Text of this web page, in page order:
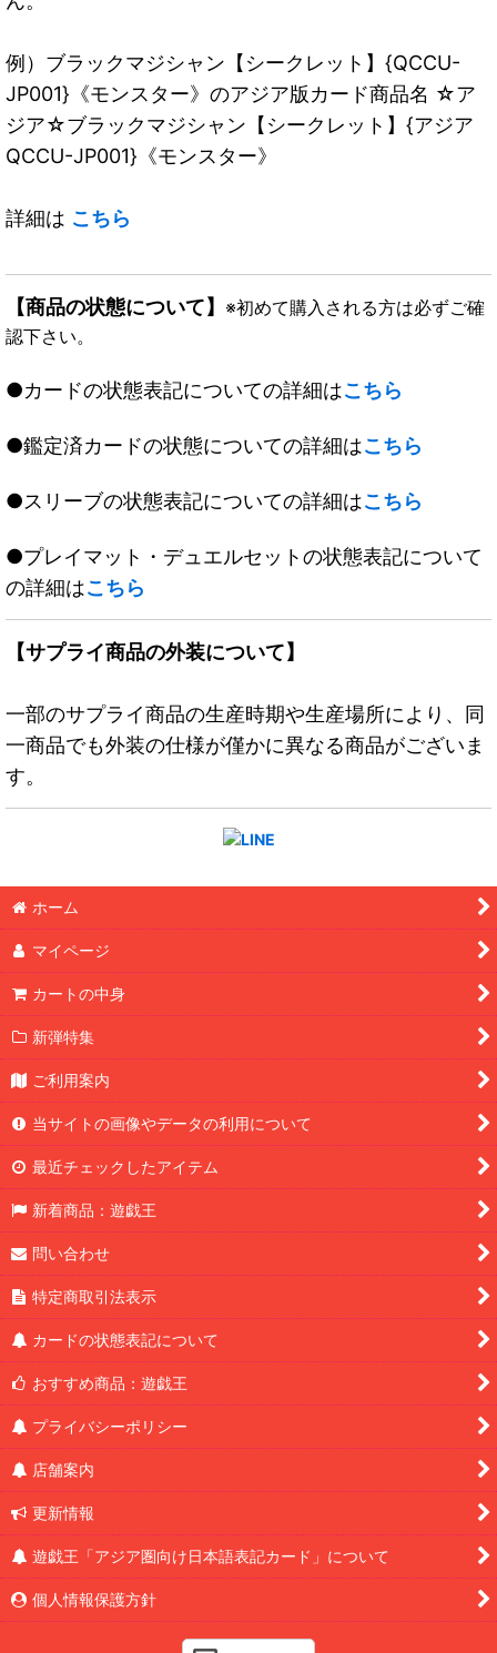
例）ブラックマジシャン【シークレット】{QCCU-
JP001}《モンスター》のアジア版カード商品名 ☆ア
ジア☆ブラックマジシャン【シークレット】{アジア
QCCU-JP001}《モンスター》
詳細は こちら
【商品の状態について】 ※初めて購入される方は必ずご確
認下さい。
●カードの状態表記についての詳細はこちら
●鑑定済カードの状態についての詳細はこちら
●スリーブの状態表記についての詳細はこちら
●プレイマット・デュエルセットの状態表記について
の詳細はこちら
【サプライ商品の外装について】
一部のサプライ商品の生産時期や生産場所により、同
一商品でも外装の仕様が僅かに異なる商品がございま
す。
ホーム
マイページ
カートの中身
新弾特集
ご利用案内
当サイトの画像やデータの利用について
最近チェックしたアイテム
新着商品：遊戯王
問い合わせ
特定商取引法表示
カードの状態表記について
おすすめ商品：遊戯王
プライバシーポリシー
店舗案内
更新情報
遊戯王「アジア圏向け日本語表記カード」について
個人情報保護方針